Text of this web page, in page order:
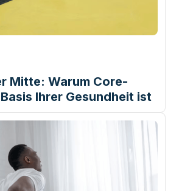
Mitte: Warum Core-
Ihrer Gesundheit ist